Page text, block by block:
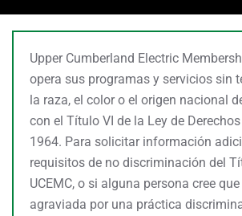
Upper Cumberland Electric
opera sus programas y servicios sin
la raza, el color o el origen nacional
con el Título VI de la Ley de
1964. Para solicitar información
requisitos de no discriminación del
UCEMC, o si alguna persona cree
agraviada por una práctica